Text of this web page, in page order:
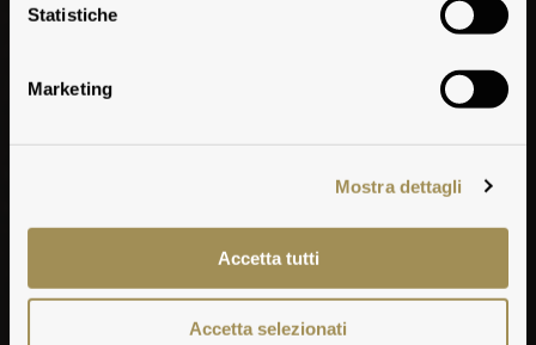
Statistiche
Marketing
Mostra dettagli
Accetta tutti
Accetta selezionati